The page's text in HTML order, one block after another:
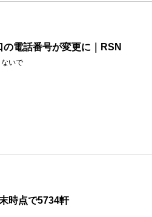
の電話番号が変更に｜RSN
いで
時点で5734軒